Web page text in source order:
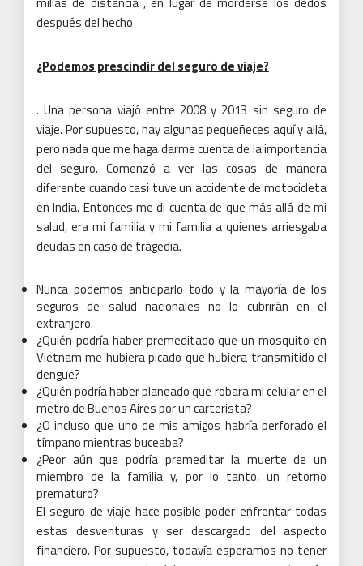
después del hecho
¿Podemos prescindir del seguro de viaje?
.Una persona viajó entre 2008 y 2013 sin seguro de
viaje. Por supuesto, hay algunas pequeñeces aquí y allá,
pero nada que me haga darme cuenta de la importancia
del seguro. Comenzó a ver las cosas de manera
diferente cuando casi tuve un accidente de motocicleta
en India. Entonces me di cuenta de que más allá de mi
salud, era mi familia y mi familia a quienes arriesgaba
deudas en caso de tragedia.
Nunca podemos anticiparlo todo y la mayoría de los
seguros de salud nacionales no lo cubrirán en el
extranjero.
¿Quién podría haber premeditado que un mosquito en
Vietnam me hubiera picado que hubiera transmitido el
dengue?
¿Quién podría haber planeado que robara mi celular en el
metro de Buenos Aires por un carterista?
¿O incluso que uno de mis amigos habría perforado el
tímpano mientras buceaba?
¿Peor aún que podría premeditar la muerte de un
miembro de la familia y, por lo tanto, un retorno
prematuro?
El seguro de viaje hace posible poder enfrentar todas
estas desventuras y ser descargado del aspecto
financiero. Por supuesto, todavía esperamos no tener